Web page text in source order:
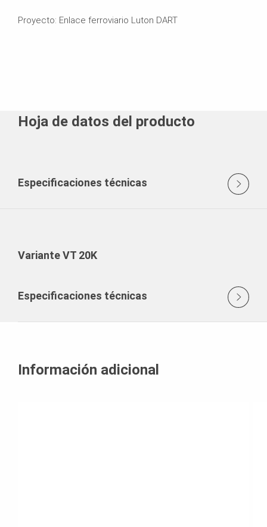
Proyecto: Enlace ferroviario Luton DART
Hoja de datos del producto
Especificaciones técnicas
Variante VT 20K
Especificaciones técnicas
Información adicional